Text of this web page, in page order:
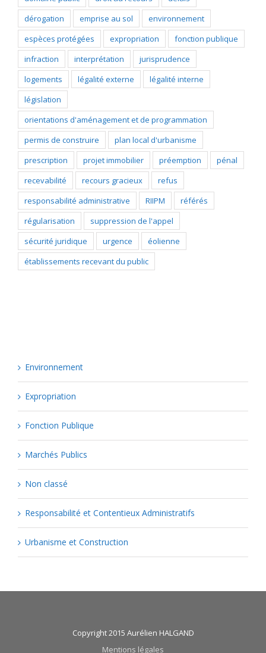
dérogation
emprise au sol
environnement
espèces protégées
expropriation
fonction publique
infraction
interprétation
jurisprudence
logements
légalité externe
légalité interne
législation
orientations d'aménagement et de programmation
permis de construire
plan local d'urbanisme
prescription
projet immobilier préemption
pénal
recevabilité
recours gracieux
refus
responsabilité administrative
RIIPM
référés
régularisation
suppression de l'appel
sécurité juridique
urgence
éolienne
établissements recevant du public
Environnement
Expropriation
Fonction Publique
Marchés Publics
Non classé
Responsabilité et Contentieux Administratifs
Urbanisme et Construction
Copyright 2015 Aurélien HALGAND
Mentions légales